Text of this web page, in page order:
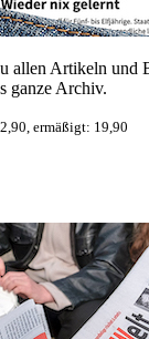
allen Artikeln und
ganze Archiv.
ermäßigt: 19,90